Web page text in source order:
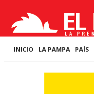
INICIO LA PAMPA PAÍS